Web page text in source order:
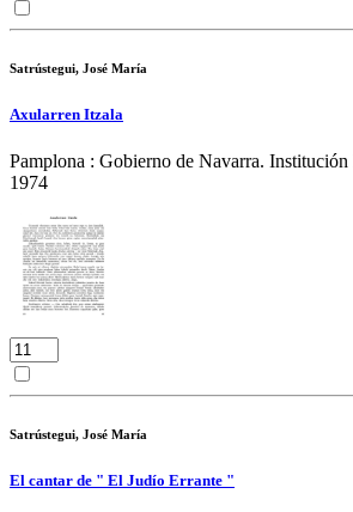
Satrústegui, José María
Axularren Itzala
Pamplona : Gobierno de Navarra.
1974
Satrústegui, José María
El cantar de " El Judío Errante "